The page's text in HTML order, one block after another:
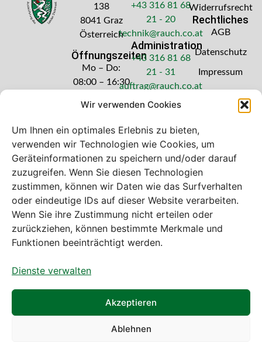
Wir verwenden Cookies
Um Ihnen ein optimales Erlebnis zu bieten,
verwenden wir Technologien wie Cookies, um
Geräteinformationen zu speichern und/oder darauf
zuzugreifen. Wenn Sie diesen Technologien
zustimmen, können wir Daten wie das Surfverhalten
oder eindeutige IDs auf dieser Website verarbeiten.
Wenn Sie ihre Zustimmung nicht erteilen oder
zurückziehen, können bestimmte Merkmale und
Funktionen beeinträchtigt werden.
Dienste verwalten
Akzeptieren
Ablehnen
138
8041 Graz
Österreich
Öffnungszeiten
Mo – Do:
08:00 – 16:30
Freitag: 08:00
+43 316 81 68
21 - 20
technik@rauch.co.at
Administration
+43 316 81 68
21 - 31
auftrag@rauch.co.at
Widerrufsrecht
Rechtliches
AGB
Datenschutz
Impressum
Bei diesem Webshop handelt es sich um
einen B2B-Webshop
A. Rauch GmbH – Ihr Experte aus Österreich für Waagen,
Eich- & Kalibrierservice, Sprühnebel-Zerstäubungstechnik
und Lebensmittelmaschinen.
Sämtliche Angebote der A. Rauch GmbH richten sich
gewerbliche Kunden, Institutionen, Kommunen usw. aus
Österreich, Deutschland und der Schweiz (weitere Länder
auf Anfrage).